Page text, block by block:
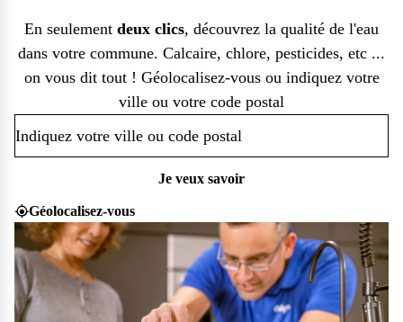
En seulement deux clics, découvrez la qualité de l'eau
dans votre commune. Calcaire, chlore, pesticides, etc ...
on vous dit tout ! Géolocalisez-vous ou indiquez votre
ville ou votre code postal
Je veux savoir
Géolocalisez-vous